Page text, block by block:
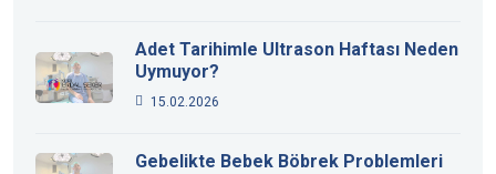
Adet Tarihimle Ultrason Haftası Neden
Uymuyor?
15.02.2026
Gebelikte Bebek Böbrek Problemleri